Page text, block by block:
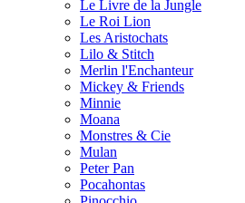
Le Livre de la Jungle
Le Roi Lion
Les Aristochats
Lilo & Stitch
Merlin l'Enchanteur
Mickey & Friends
Minnie
Moana
Monstres & Cie
Mulan
Peter Pan
Pocahontas